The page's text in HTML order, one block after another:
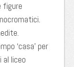
figure
‘casa’ per
al liceo